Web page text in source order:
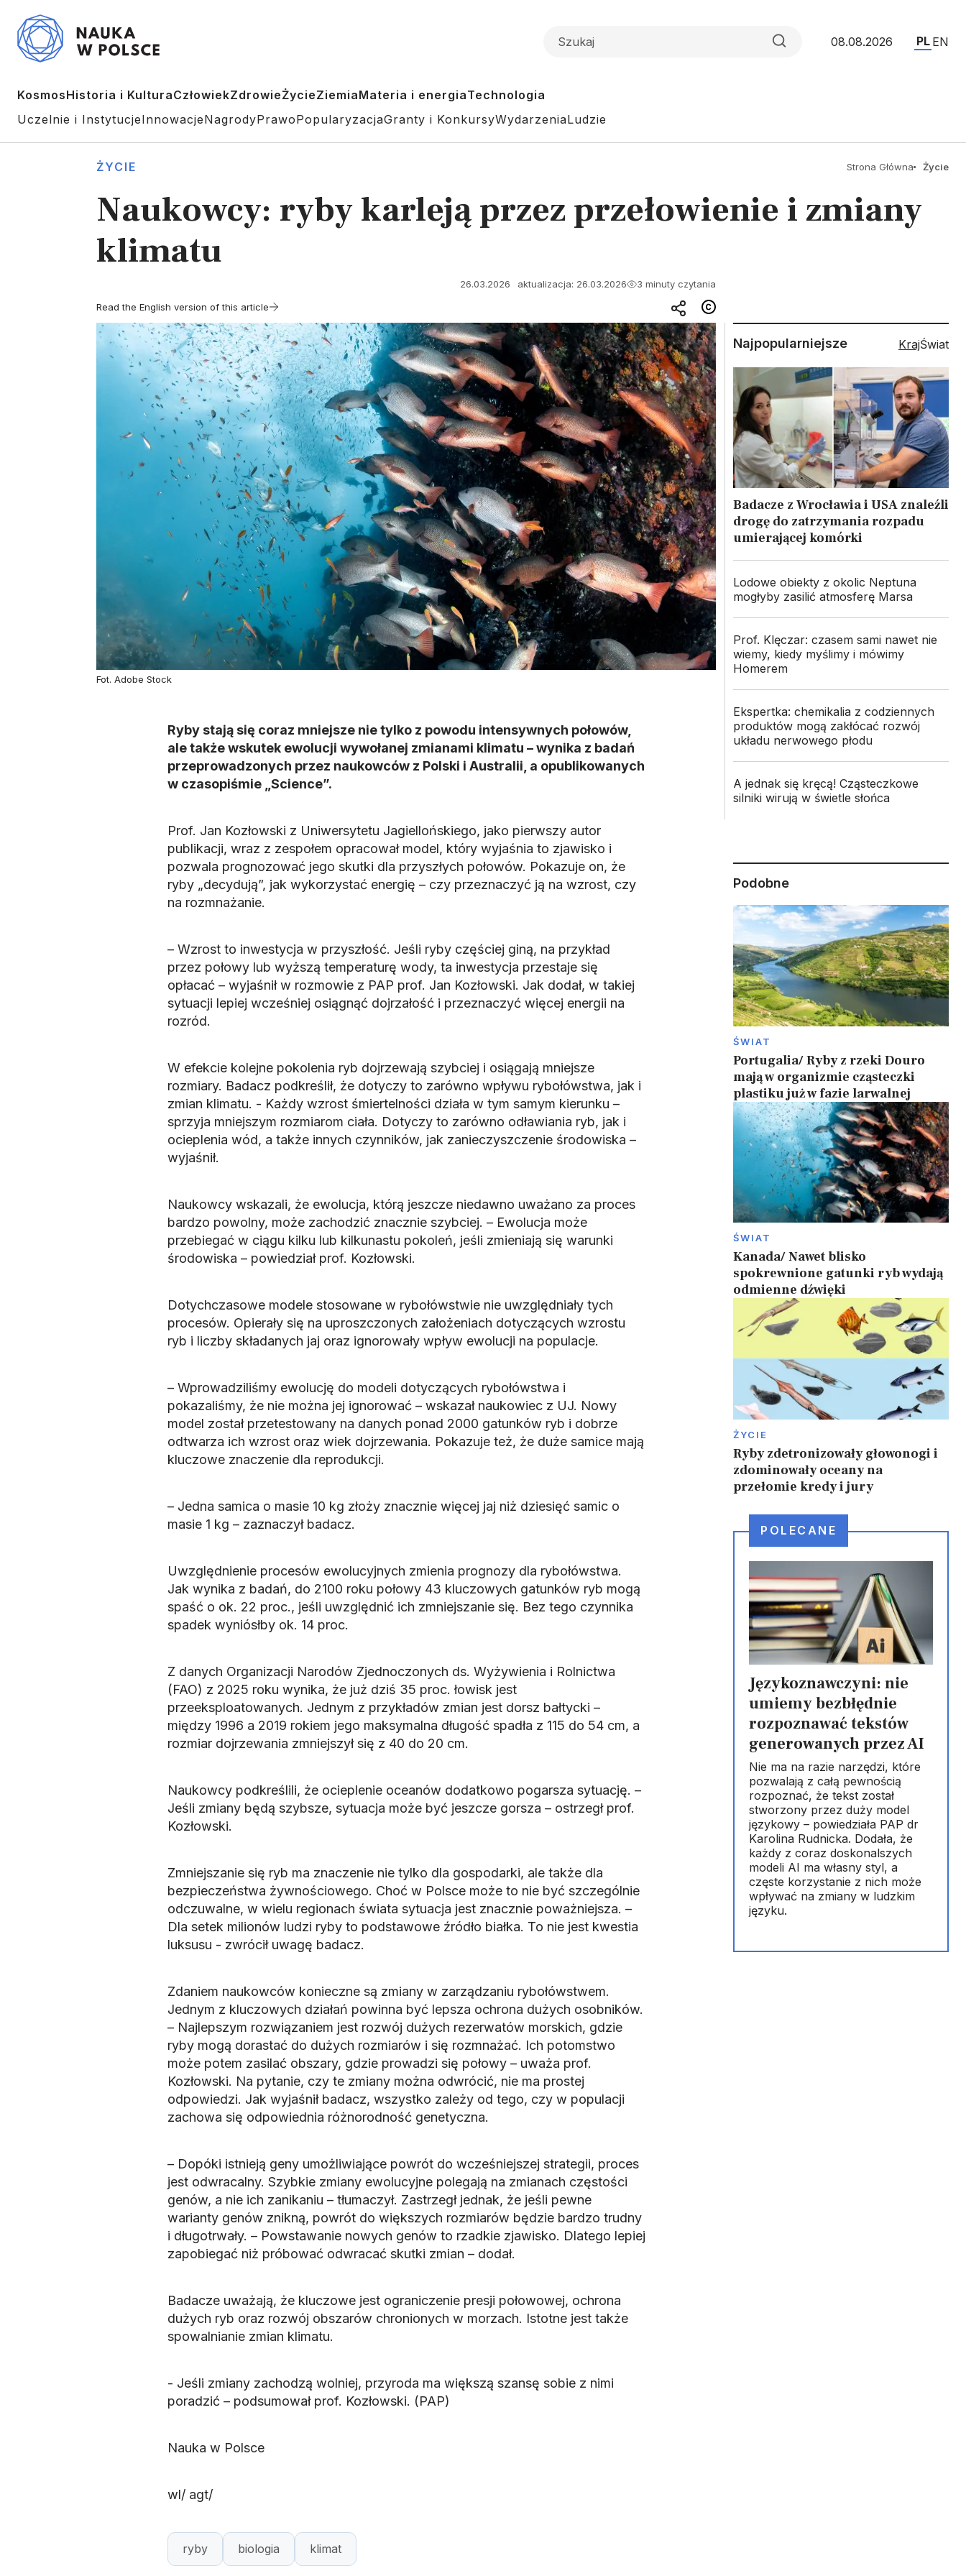
08.08.2026 PL EN
KosmosHistoria i KulturaCzłowiekZdrowieŻycieZiemiaMateria i energiaTechnologia
Uczelnie i InstytucjeInnowacjeNagrodyPrawoPopularyzacjaGranty i KonkursyWydarzeniaLudzie
ŻYCIE Strona Główna Życie
Naukowcy: ryby karleją przez przełowienie i zmiany
klimatu
26.03.2026 aktualizacja: 26.03.2026
3 minuty czytania
Read the English version of this article
Fot. Adobe Stock
Ryby stają się coraz mniejsze nie tylko z powodu intensywnych połowów,
ale także wskutek ewolucji wywołanej zmianami klimatu – wynika z badań
przeprowadzonych przez naukowców z Polski i Australii, a opublikowanych
w czasopiśmie „Science”.
Prof. Jan Kozłowski z Uniwersytetu Jagiellońskiego, jako pierwszy autor
publikacji, wraz z zespołem opracował model, który wyjaśnia to zjawisko i
pozwala prognozować jego skutki dla przyszłych połowów. Pokazuje on, że
ryby „decydują”, jak wykorzystać energię – czy przeznaczyć ją na wzrost, czy
na rozmnażanie.
– Wzrost to inwestycja w przyszłość. Jeśli ryby częściej giną, na przykład
przez połowy lub wyższą temperaturę wody, ta inwestycja przestaje się
opłacać – wyjaśnił w rozmowie z PAP prof. Jan Kozłowski. Jak dodał, w takiej
sytuacji lepiej wcześniej osiągnąć dojrzałość i przeznaczyć więcej energii na
rozród.
W efekcie kolejne pokolenia ryb dojrzewają szybciej i osiągają mniejsze
rozmiary. Badacz podkreślił, że dotyczy to zarówno wpływu rybołówstwa, jak i
zmian klimatu. - Każdy wzrost śmiertelności działa w tym samym kierunku –
sprzyja mniejszym rozmiarom ciała. Dotyczy to zarówno odławiania ryb, jak i
ocieplenia wód, a także innych czynników, jak zanieczyszczenie środowiska –
wyjaśnił.
Naukowcy wskazali, że ewolucja, którą jeszcze niedawno uważano za proces
bardzo powolny, może zachodzić znacznie szybciej. – Ewolucja może
przebiegać w ciągu kilku lub kilkunastu pokoleń, jeśli zmieniają się warunki
środowiska – powiedział prof. Kozłowski.
Dotychczasowe modele stosowane w rybołówstwie nie uwzględniały tych
procesów. Opierały się na uproszczonych założeniach dotyczących wzrostu
ryb i liczby składanych jaj oraz ignorowały wpływ ewolucji na populacje.
– Wprowadziliśmy ewolucję do modeli dotyczących rybołówstwa i
pokazaliśmy, że nie można jej ignorować – wskazał naukowiec z UJ. Nowy
model został przetestowany na danych ponad 2000 gatunków ryb i dobrze
odtwarza ich wzrost oraz wiek dojrzewania. Pokazuje też, że duże samice mają
kluczowe znaczenie dla reprodukcji.
– Jedna samica o masie 10 kg złoży znacznie więcej jaj niż dziesięć samic o
masie 1 kg – zaznaczył badacz.
Uwzględnienie procesów ewolucyjnych zmienia prognozy dla rybołówstwa.
Jak wynika z badań, do 2100 roku połowy 43 kluczowych gatunków ryb mogą
spaść o ok. 22 proc., jeśli uwzględnić ich zmniejszanie się. Bez tego czynnika
spadek wyniósłby ok. 14 proc.
Z danych Organizacji Narodów Zjednoczonych ds. Wyżywienia i Rolnictwa
(FAO) z 2025 roku wynika, że już dziś 35 proc. łowisk jest
przeeksploatowanych. Jednym z przykładów zmian jest dorsz bałtycki –
między 1996 a 2019 rokiem jego maksymalna długość spadła z 115 do 54 cm, a
rozmiar dojrzewania zmniejszył się z 40 do 20 cm.
Naukowcy podkreślili, że ocieplenie oceanów dodatkowo pogarsza sytuację. –
Jeśli zmiany będą szybsze, sytuacja może być jeszcze gorsza – ostrzegł prof.
Kozłowski.
Zmniejszanie się ryb ma znaczenie nie tylko dla gospodarki, ale także dla
bezpieczeństwa żywnościowego. Choć w Polsce może to nie być szczególnie
odczuwalne, w wielu regionach świata sytuacja jest znacznie poważniejsza. –
Dla setek milionów ludzi ryby to podstawowe źródło białka. To nie jest kwestia
luksusu - zwrócił uwagę badacz.
Zdaniem naukowców konieczne są zmiany w zarządzaniu rybołówstwem.
Jednym z kluczowych działań powinna być lepsza ochrona dużych osobników.
– Najlepszym rozwiązaniem jest rozwój dużych rezerwatów morskich, gdzie
ryby mogą dorastać do dużych rozmiarów i się rozmnażać. Ich potomstwo
może potem zasilać obszary, gdzie prowadzi się połowy – uważa prof.
Kozłowski. Na pytanie, czy te zmiany można odwrócić, nie ma prostej
odpowiedzi. Jak wyjaśnił badacz, wszystko zależy od tego, czy w populacji
zachowa się odpowiednia różnorodność genetyczna.
– Dopóki istnieją geny umożliwiające powrót do wcześniejszej strategii, proces
jest odwracalny. Szybkie zmiany ewolucyjne polegają na zmianach częstości
genów, a nie ich zanikaniu – tłumaczył. Zastrzegł jednak, że jeśli pewne
warianty genów znikną, powrót do większych rozmiarów będzie bardzo trudny
i długotrwały. – Powstawanie nowych genów to rzadkie zjawisko. Dlatego lepiej
zapobiegać niż próbować odwracać skutki zmian – dodał.
Badacze uważają, że kluczowe jest ograniczenie presji połowowej, ochrona
dużych ryb oraz rozwój obszarów chronionych w morzach. Istotne jest także
spowalnianie zmian klimatu.
- Jeśli zmiany zachodzą wolniej, przyroda ma większą szansę sobie z nimi
poradzić – podsumował prof. Kozłowski. (PAP)
Nauka w Polsce
wl/ agt/
ryby biologia klimat
Najpopularniejsze KrajŚwiat
Badacze z Wrocławia i USA znaleźli
drogę do zatrzymania rozpadu
umierającej komórki
Lodowe obiekty z okolic Neptuna
mogłyby zasilić atmosferę Marsa
Prof. Klęczar: czasem sami nawet nie
wiemy, kiedy myślimy i mówimy
Homerem
Ekspertka: chemikalia z codziennych
produktów mogą zakłócać rozwój
układu nerwowego płodu
A jednak się kręcą! Cząsteczkowe
silniki wirują w świetle słońca
Podobne
ŚWIAT
Portugalia/ Ryby z rzeki Douro
mają w organizmie cząsteczki
plastiku już w fazie larwalnej
ŚWIAT
Kanada/ Nawet blisko
spokrewnione gatunki ryb wydają
odmienne dźwięki
ŻYCIE
Ryby zdetronizowały głowonogi i
zdominowały oceany na
przełomie kredy i jury
POLECANE
Językoznawczyni: nie
umiemy bezbłędnie
rozpoznawać tekstów
generowanych przez AI
Nie ma na razie narzędzi, które
pozwalają z całą pewnością
rozpoznać, że tekst został
stworzony przez duży model
językowy – powiedziała PAP dr
Karolina Rudnicka. Dodała, że
każdy z coraz doskonalszych
modeli AI ma własny styl, a
częste korzystanie z nich może
wpływać na zmiany w ludzkim
języku.